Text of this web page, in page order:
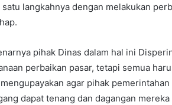
satu langkahnya dengan melakukan
pihak Dinas dalam hal ini
perbaikan pasar, tetapi semua
agar pihak
dapat tenang dan dagangan